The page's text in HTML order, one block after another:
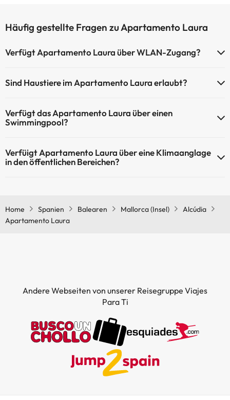
Häufig gestellte Fragen zu Apartamento Laura
Verfügt Apartamento Laura über WLAN-Zugang?
Sind Haustiere im Apartamento Laura erlaubt?
Bezahlung im Hotel erlaubt. Prüfen Sie die Bedingungen.
Verfügt das Apartamento Laura über einen
Swimmingpool?
Service ist eventuell gebührenpflichtig). Hier finden Sie weitere
Informationen über das Schwimmbad und andere Einrichtungen.
Verfüigt Apartamento Laura über eine Klimaanglage
in den öffentlichen Bereichen?
Home
Spanien Balearen Mallorca (Insel)
Alcúdia
Apartamento Laura
Andere Webseiten von unserer Reisegruppe Viajes
Para Ti